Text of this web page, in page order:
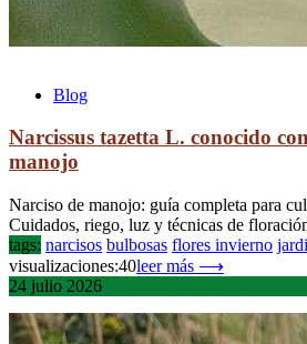
Blog
Narcissus tazetta L. conocido
manojo
Narciso de manojo: guía completa para
Cuidados, riego, luz y técnicas de
tags: narcisos bulbosas flores invierno
visualizaciones:40leer más ⟶
24 julio 2026